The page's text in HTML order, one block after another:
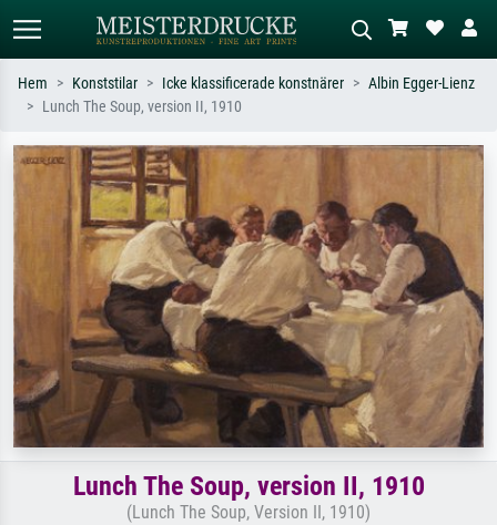
Sök efter konstnär, titel eller stil –
t.ex. Monet, Stjärnenatt,
impressionism, Hokusai-våg, naken.
oljemålning, stående naken bredvid ett
träd.
Hem Konststilar Icke klassificerade konstnärer
Albin Egger-Lienz
Lunch The Soup, version II, 1910
Lunch The Soup, version II, 1910
(Lunch The Soup, Version II, 1910)